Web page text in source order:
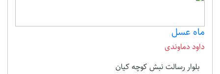
ماه عسل
داود دماوندی
بلوار رسالت نبش کوچه کیان